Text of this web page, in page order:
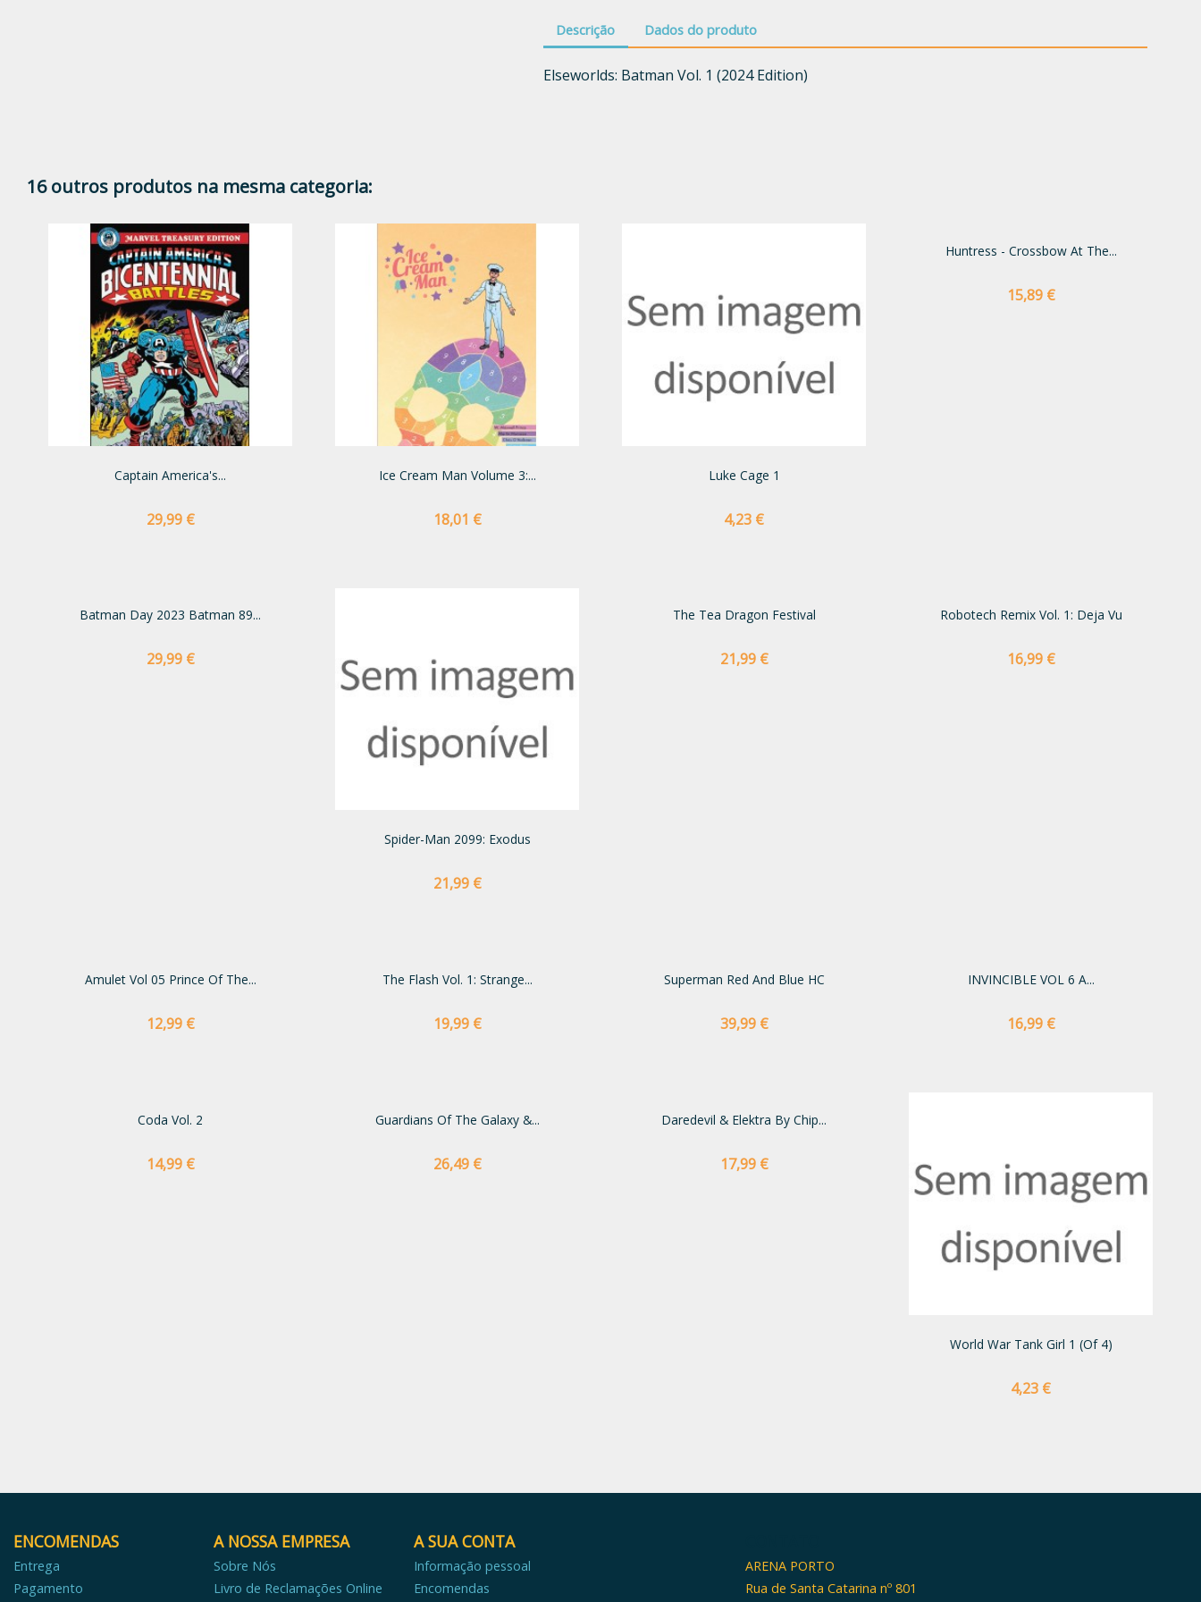
Descrição Dados do produto
Elseworlds: Batman Vol. 1 (2024 Edition)
16 outros produtos na mesma categoria:
Captain America's...
Preço
29,99 €
Ice Cream Man Volume 3:...
Preço
18,01 €
Luke Cage 1
Preço
4,23 €
Huntress - Crossbow At The...
Preço
15,89 €
Batman Day 2023 Batman 89...
Preço
29,99 €
Spider-Man 2099: Exodus
Preço
21,99 €
The Tea Dragon Festival
Preço
21,99 €
Robotech Remix Vol. 1: Deja Vu
Preço
16,99 €
Amulet Vol 05 Prince Of The...
Preço
12,99 €
The Flash Vol. 1: Strange...
Preço
19,99 €
Superman Red And Blue HC
Preço
39,99 €
INVINCIBLE VOL 6 A...
Preço
16,99 €
Coda Vol. 2
Preço
14,99 €
Guardians Of The Galaxy &...
Preço
26,49 €
Daredevil & Elektra By Chip...
Preço
17,99 €
World War Tank Girl 1 (of 4)
Preço
4,23 €
ENCOMENDAS
Entrega
Pagamento
A NOSSA EMPRESA
Sobre Nós
Livro de Reclamações Online
A SUA CONTA
Informação pessoal
Encomendas
ARENA PORTO
Rua de Santa Catarina nº 801